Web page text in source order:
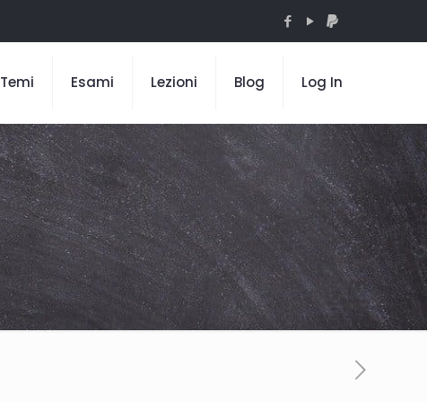
Temi Esami Lezioni Blog Log In